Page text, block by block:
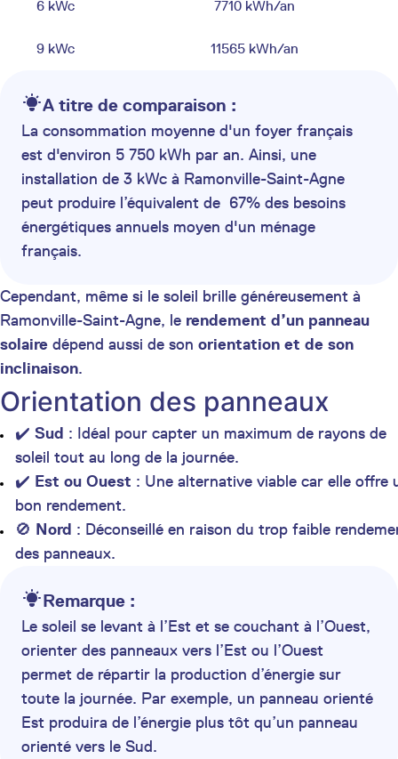
6 kWc 7710 kWh/an
9 kWc 11565 kWh/an
A titre de comparaison :
La consommation moyenne d'un foyer français
est d'environ 5 750 kWh par an. Ainsi, une
installation de 3 kWc à Ramonville-Saint-Agne
peut produire l’équivalent de 67% des besoins
énergétiques annuels moyen d'un ménage
français.
Cependant, même si le soleil brille généreusement à
Ramonville-Saint-Agne, le rendement d’un panneau
solaire dépend aussi de son orientation et de son
inclinaison.
Orientation des panneaux
✔️ Sud : Idéal pour capter un maximum de rayons de
soleil tout au long de la journée.
✔️ Est ou Ouest : Une alternative viable car elle offre
bon rendement.
🚫 Nord : Déconseillé en raison du trop faible
des panneaux.
Remarque :
Le soleil se levant à l’Est et se couchant à l’Ouest,
orienter des panneaux vers l’Est ou l’Ouest
permet de répartir la production d’énergie sur
toute la journée. Par exemple, un panneau orienté
Est produira de l’énergie plus tôt qu’un panneau
orienté vers le Sud.